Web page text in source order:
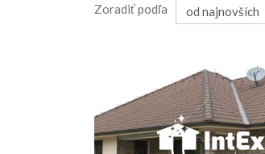
Zoradiť podľa